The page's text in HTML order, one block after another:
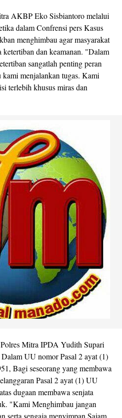
AKBP Eko Sisbiantoro melalui
dalam Confrensi pers Kasus
menghimbau agar masyarakat
ketertiban dan keamanan. "Dalam
sangatlah penting peran
kami menjalankan tugas. Kami
terlebih khusus miras dan
Mitra IPDA Yudith Supari
UU nomor Pasal 2 ayat (1)
Bagi seseorang yang membawa
Pasal 2 ayat (1) UU
dugaan membawa senjata
"Kami Menghimbau jangan
serta sengaja menyimpan Sajam.